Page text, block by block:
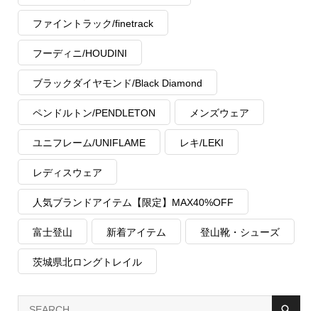
ファイントラック/finetrack
フーディニ/HOUDINI
ブラックダイヤモンド/Black Diamond
ペンドルトン/PENDLETON メンズウェア
ユニフレーム/UNIFLAME レキ/LEKI
レディスウェア
人気ブランドアイテム【限定】MAX40%OFF
富士登山 新着アイテム 登山靴・シューズ
茨城県北ロングトレイル